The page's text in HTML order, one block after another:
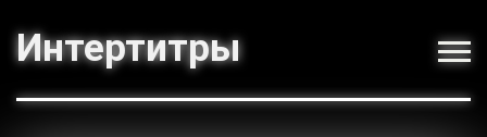
Интертитры